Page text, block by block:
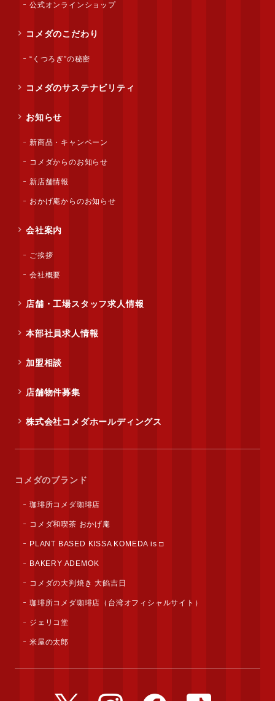
公式オンラインショップ
コメダのこだわり
“くつろぎ”の秘密
コメダのサステナビリティ
お知らせ
新商品・キャンペーン
コメダからのお知らせ
新店舗情報
おかげ庵からのお知らせ
会社案内
ご挨拶
会社概要
店舗・工場スタッフ求人情報
本部社員求人情報
加盟相談
店舗物件募集
株式会社コメダホールディングス
コメダのブランド
珈琲所コメダ珈琲店
コメダ和喫茶 おかげ庵
PLANT BASED KISSA KOMEDA is □
BAKERY ADEMOK
コメダの大判焼き 大餡吉日
珈琲所コメダ珈琲店（台湾オフィシャルサイト）
ジェリコ堂
米屋の太郎